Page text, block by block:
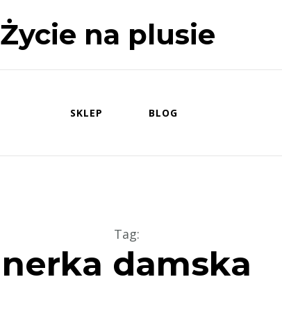
Życie na plusie
SKLEP BLOG
Tag:
nerka damska